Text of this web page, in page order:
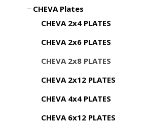
CHEVA Plates
CHEVA 2x4 PLATES
CHEVA 2x6 PLATES
CHEVA 2x8 PLATES
CHEVA 2x12 PLATES
CHEVA 4x4 PLATES
CHEVA 6x12 PLATES